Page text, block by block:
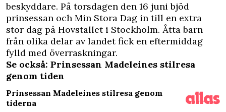
beskyddare. På torsdagen den 16 juni bjöd
prinsessan och Min Stora Dag in till en extra
stor dag på Hovstallet i Stockholm. Åtta barn
från olika delar av landet fick en eftermiddag
fylld med överraskningar.
Se också: Prinsessan Madeleines stilresa
genom tiden
Prinsessan Madeleines stilresa genom
tiderna